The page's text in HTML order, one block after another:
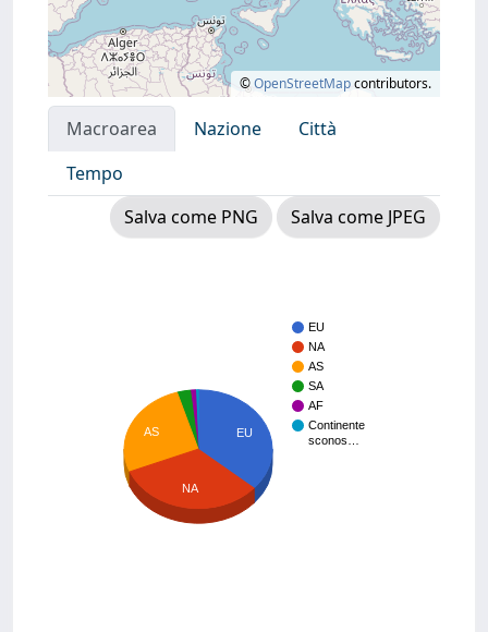
©OpenStreetMapcontributors.
Macroarea Nazione
Città
Tempo
Salva come PNG
Salva come JPEG
EU
NA
AS
SA
AF
Continente
sconos…
EU
AS
NA